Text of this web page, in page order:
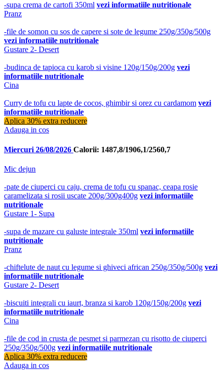
-supa crema de cartofi 350ml vezi informatiile nutritionale
Pranz
-file de somon cu sos de capere si sote de legume 250g/350g/500g
vezi informatiile nutritionale
Gustare 2- Desert
-budinca de tapioca cu karob si visine 120g/150g/200g vezi
informatiile nutritionale
Cina
Curry de tofu cu lapte de cocos, ghimbir si orez cu cardamom vezi
informatiile nutritionale
Aplica 30% extra reducere
Adauga in cos
Miercuri 26/08/2026 Calorii: 1487,8/1906,1/2560,7
Mic dejun
-pate de ciuperci cu caju, crema de tofu cu spanac, ceapa rosie
caramelizata si rosii uscate 200g/300g400g vezi informatiile
nutritionale
Gustare 1- Supa
-supa de mazare cu galuste integrale 350ml vezi informatiile
nutritionale
Pranz
-chiftelute de naut cu legume si ghiveci african 250g/350g/500g vezi
informatiile nutritionale
Gustare 2- Desert
-biscuiti integrali cu iaurt, branza si karob 120g/150g/200g vezi
informatiile nutritionale
Cina
-file de cod in crusta de pesmet si parmezan cu risotto de ciuperci
250g/350g/500g vezi informatiile nutritionale
Aplica 30% extra reducere
Adauga in cos